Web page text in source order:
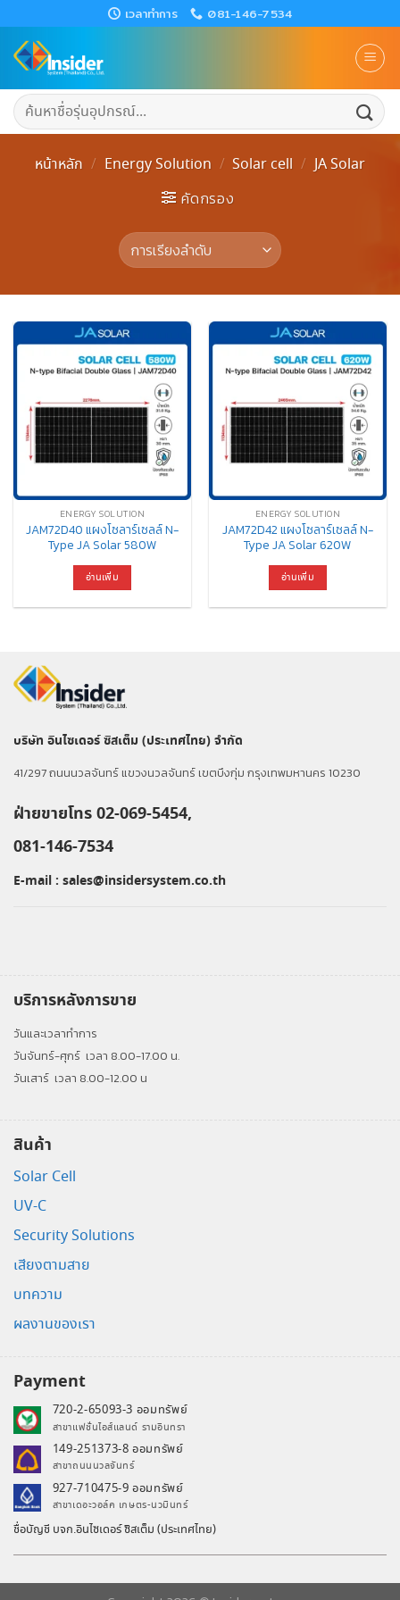
to
content
เวลาทำการ 081-146-7534
ค้นหา:
หน้าหลัก / Energy Solution / Solar cell / JA Solar
คัดกรอง
ENERGY SOLUTION
JAM72D40 แผงโซลาร์เซลล์ N-
Type JA Solar 580W
อ่านเพิ่ม
ENERGY SOLUTION
JAM72D42 แผงโซลาร์เซลล์ N-
Type JA Solar 620W
อ่านเพิ่ม
บริษัท อินไซเดอร์ ซิสเต็ม (ประเทศไทย) จำกัด
41/297 ถนนนวลจันทร์ แขวงนวลจันทร์ เขตบึงกุ่ม กรุงเทพมหานคร 10230
ฝ่ายขายโทร 02-069-5454,
081-146-7534
E-mail : sales@insidersystem.co.th
บริการหลังการขาย
วันและเวลาทำการ
วันจันทร์-ศุกร์ เวลา 8.00-17.00 น.
วันเสาร์ เวลา 8.00-12.00 น
สินค้า
Solar Cell
UV-C
Security Solutions
เสียงตามสาย
บทความ
ผลงานของเรา
Payment
720-2-65093-3 ออมทรัพย์
สาขาแฟชั่นไอส์แลนด์ รามอินทรา
149-251373-8 ออมทรัพย์
สาขาถนนนวลจันทร์
927-710475-9 ออมทรัพย์
สาขาเดอะวอล์ค เกษตร-นวมินทร์
ชื่อบัญชี บจก.อินไซเดอร์ ซิสเต็ม (ประเทศไทย)